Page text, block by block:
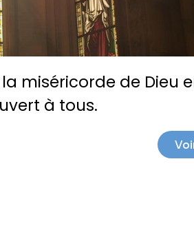
miséricorde de Dieu
à tous.